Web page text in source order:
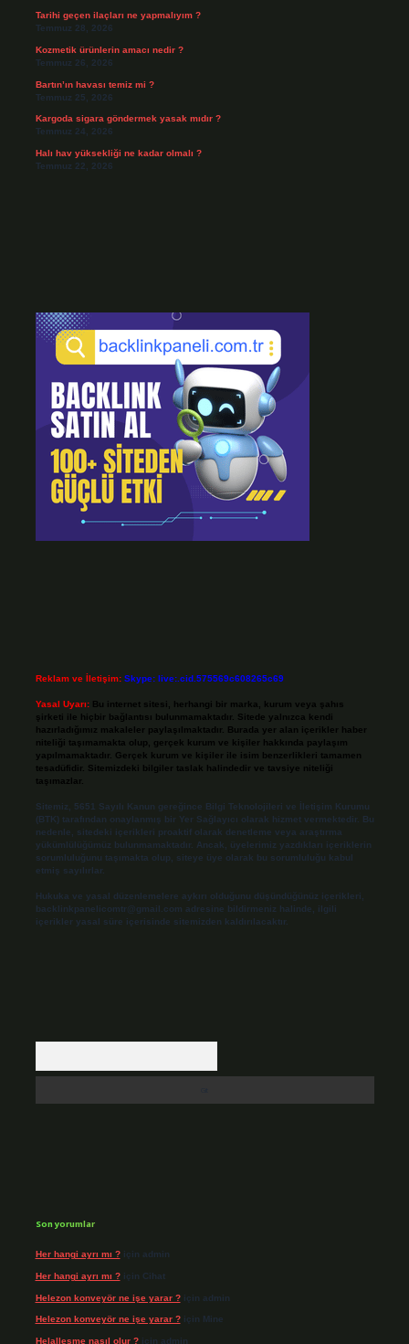
Tarihi geçen ilaçları ne yapmalıyım ?
Temmuz 28, 2026
Kozmetik ürünlerin amacı nedir ?
Temmuz 26, 2026
Bartın’ın havası temiz mi ?
Temmuz 25, 2026
Kargoda sigara göndermek yasak mıdır ?
Temmuz 24, 2026
Halı hav yüksekliği ne kadar olmalı ?
Temmuz 22, 2026
Reklam ve İletişim: Skype: live:.cid.575569c608265c69
Yasal Uyarı: Bu internet sitesi, herhangi bir marka, kurum veya şahıs
şirketi ile hiçbir bağlantısı bulunmamaktadır. Sitede yalnızca kendi
hazırladığımız makaleler paylaşılmaktadır. Burada yer alan içerikler haber
niteliği taşımamakta olup, gerçek kurum ve kişiler hakkında paylaşım
yapılmamaktadır. Gerçek kurum ve kişiler ile isim benzerlikleri tamamen
tesadüfidir. Sitemizdeki bilgiler taslak halindedir ve tavsiye niteliği
taşımazlar.
Sitemiz, 5651 Sayılı Kanun gereğince Bilgi Teknolojileri ve İletişim Kurumu
(BTK) tarafından onaylanmış bir Yer Sağlayıcı olarak hizmet vermektedir. Bu
nedenle, sitedeki içerikleri proaktif olarak denetleme veya araştırma
yükümlülüğümüz bulunmamaktadır. Ancak, üyelerimiz yazdıkları içeriklerin
sorumluluğunu taşımakta olup, siteye üye olarak bu sorumluluğu kabul
etmiş sayılırlar.
Hukuka ve yasal düzenlemelere aykırı olduğunu düşündüğünüz içerikleri,
backlinkpanelicomtr@gmail.com adresine bildirmeniz halinde, ilgili
içerikler yasal süre içerisinde sitemizden kaldırılacaktır.
Son yorumlar
Her hangi ayrı mı ?için admin
Her hangi ayrı mı ?için Cihat
Helezon konveyör ne işe yarar ?için admin
Helezon konveyör ne işe yarar ?için Mine
Helalleşme nasıl olur ?için admin